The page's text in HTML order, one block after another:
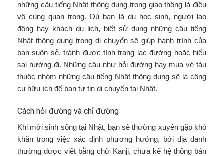
những câu tiếng Nhật thông dụng trong giao thông là điều
vô cùng quan trọng. Dù bạn là du học sinh, người lao
động hay khách du lịch, biết sử dụng những câu tiếng
Nhật thông dụng trong di chuyển sẽ giúp hành trình của
bạn suôn sẻ, tránh được tình trạng lạc đường hoặc hiểu
sai hướng đi. Những câu như hỏi đường hay mua vé tàu
thuộc nhóm những câu tiếng Nhật thông dụng sẽ là công
cụ hữu ích để bạn tự tin di chuyển tại Nhật.
Cách hỏi đường và chỉ đường
Khi mới sinh sống tại Nhật, bạn sẽ thường xuyên gặp khó
khăn trong việc xác định phương hướng, bởi địa danh
thường được viết bằng chữ Kanji, chưa kể hệ thống bản